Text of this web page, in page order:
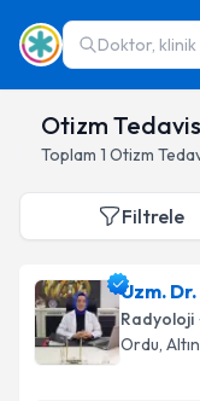
Doktor, klinik
Otizm
Toplam 1 Otizm
Filtrele
Uzm.
Radyoloji
Ordu,